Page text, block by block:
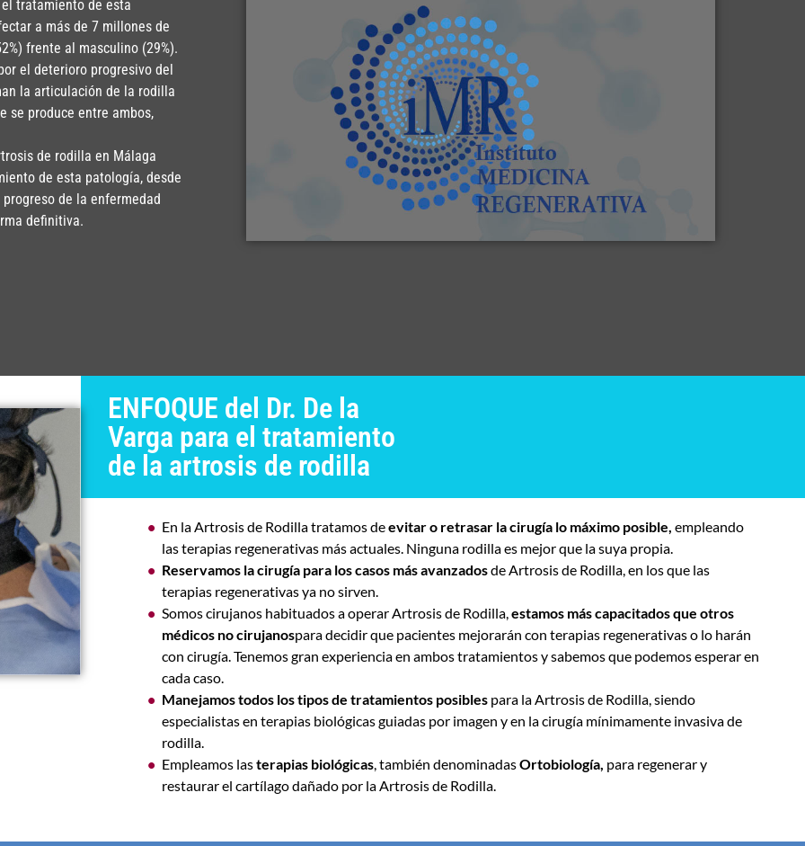
tratamiento de esta
a más de 7 millones de
frente al masculino (29%).
el deterioro progresivo del
la articulación de la rodilla
se produce entre ambos,
de rodilla en Málaga
de esta patología, desde
de la enfermedad
definitiva.
ENFOQUE del Dr. De la
Varga para el tratamiento
de la artrosis de rodilla
En la Artrosis de Rodilla tratamos deevitar o retrasar la cirugía lo máximo posible, empleando
las terapias regenerativas más actuales. Ninguna rodilla es mejor que la suya propia.
Reservamos la cirugía para los casos más avanzadosde Artrosis de Rodilla,en los que las
terapias regenerativas ya no sirven.
Somos cirujanos habituados a operar Artrosis de Rodilla,estamos más capacitados que otros
médicos no cirujanospara decidir que pacientes mejorarán con terapias regenerativas o lo harán
con cirugía. Tenemos gran experiencia en ambos tratamientos y sabemos que podemos esperar en
cada caso.
Manejamos todos los tipos de tratamientos posibles para la Artrosis de Rodilla, siendo
especialistas en terapias biológicas guiadas por imagen y en la cirugía mínimamente invasiva de
rodilla.
Empleamos lasterapias biológicas, también denominadasOrtobiología, para regenerar y
restaurar el cartílago dañado por la Artrosis de Rodilla.